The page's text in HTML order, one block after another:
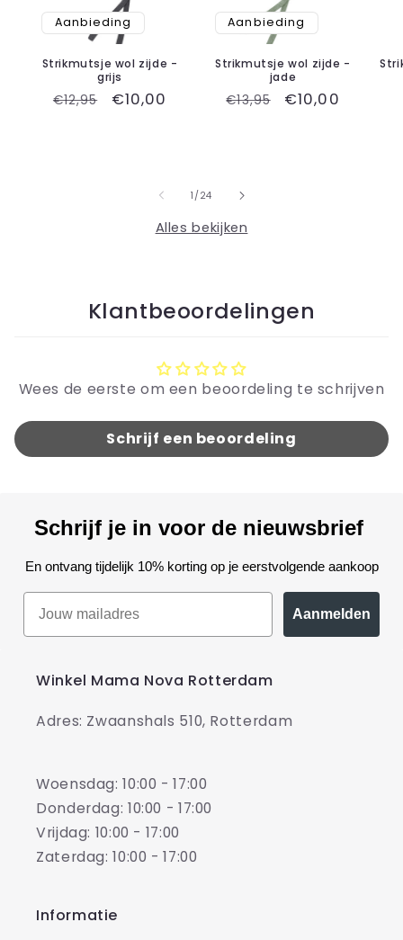
Aanbieding
Strikmutsje wol zijde -
grijs
Normale
€12,95 Aanbiedingsprijs
€10,00
Aanbieding
Strikmutsje wol zijde -
jade
Normale
€13,95 €10,00
1 / van
24
Alles bekijken
Klantbeoordelingen
Wees de eerste om een beoordeling te schrijven
Schrijf een beoordeling
Schrijf je in voor de nieuwsbrief
En ontvang tijdelijk 10% korting op je eerstvolgende aankoop
Aanmelden
Winkel Mama Nova Rotterdam
Adres: Zwaanshals 510, Rotterdam
Woensdag: 10:00 - 17:00
Donderdag: 10:00 - 17:00
Vrijdag: 10:00 - 17:00
Zaterdag: 10:00 - 17:00
Informatie